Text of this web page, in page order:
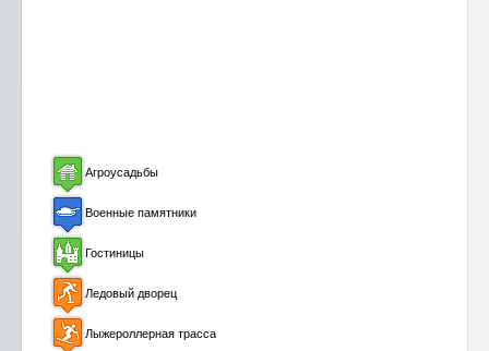
Агроусадьбы
Военные памятники
Гостиницы
Ледовый дворец
Лыжероллерная трасса